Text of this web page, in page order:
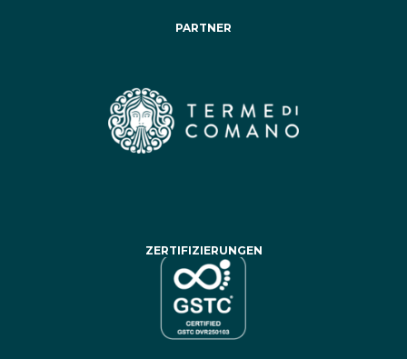
PARTNER
ZERTIFIZIERUNGEN